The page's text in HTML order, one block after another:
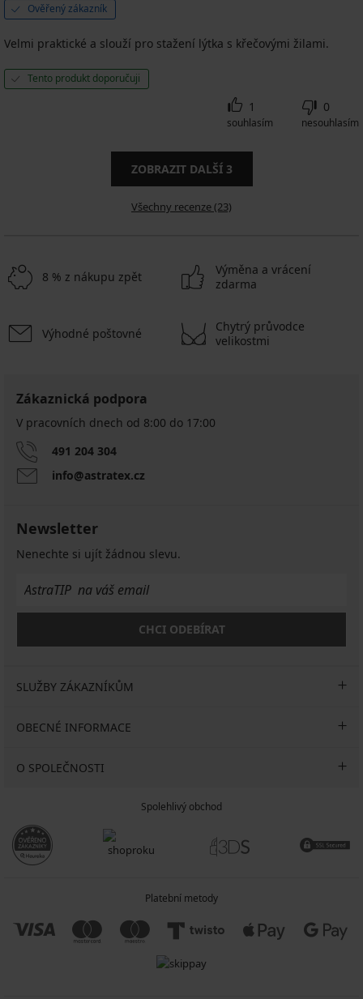
Ověřený zákazník
Velmi praktické a slouží pro stažení lýtka s křečovými žilami.
Tento produkt doporučuji
1
souhlasím
0
nesouhlasím
ZOBRAZIT DALŠÍ 3
Všechny recenze (23)
8 % z nákupu zpět
Výměna a vrácení
zdarma
Výhodné poštovné
Chytrý průvodce
velikostmi
Zákaznická podpora
V pracovních dnech od 8:00 do 17:00
491 204 304
info@astratex.cz
Newsletter
Nenechte si ujít žádnou slevu.
CHCI ODEBÍRAT
SLUŽBY ZÁKAZNÍKŮM
OBECNÉ INFORMACE
O SPOLEČNOSTI
Spolehlivý obchod
Platební metody